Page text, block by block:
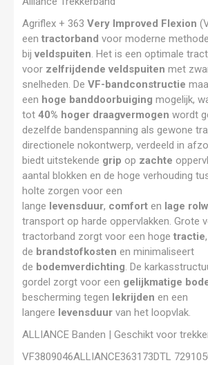
Agriflex + 363Very Improved Flexion
eentractorband voor moderne
bijveldspuiten . Het is een optimale
voor zelfrijdende veldspuiten met
snelheden. DeVF-bandconstructie
een hoge banddoorbuiging mogelijk,
tot40% hoger draagvermogen wordt
dezelfde bandenspanning als gewone
directionele nokontwerp, verdeeld in
biedt uitstekende grip op zachte
aantal blokken en de hoge verhouding
holte zorgen voor een
lange levensduur, comfort en lage
transport op harde oppervlakken. Grote
tractorband zorgt voor een hogetractie
de brandstofkosten en minimaliseert
de bodemverdichting . De
gordel zorgt voor een gelijkmatige
bescherming tegen lekrijden en een
langere levensduur van het loopvlak.
ALLIANCE Banden | Geschikt voor
VF3809046ALLIANCE363173DTL